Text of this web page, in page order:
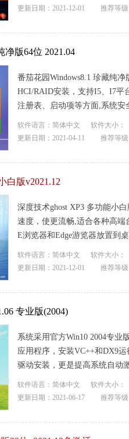
更新日期：2021-12-01 推荐等级
净版64位 2021.04
番茄花园Windows8.1 珍藏纯
HCI/RAID安装，支持I5、I7平
注册表、启动项等方面,系统安
软件语言：简体中文 软件大小
更新日期：2021-04-11 推荐等级
白版v2021.12
深度技术ghost XP3 多功能小
速度，使更流畅,适合各种高
E浏览器和Edge游览器放置到
软件语言：简体中文 软件大小
更新日期：2021-12-01 推荐等级
专业版(2004)
系统采用官方Win10 2004专业
应用程序，安装VC++和DX9
驱动安装，更是提高系统自动
软件语言：简体中文 软件大小
更新日期：2021-06-17 推荐等级